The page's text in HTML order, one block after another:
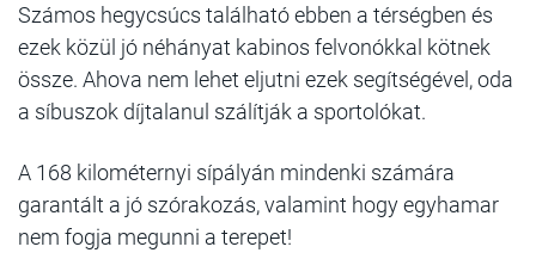
Számos hegycsúcs található ebben a térségben és
ezek közül jó néhányat kabinos felvonókkal kötnek
össze. Ahova nem lehet eljutni ezek segítségével, oda
a síbuszok díjtalanul szálítják a sportolókat.
A 168 kilométernyi sípályán mindenki számára
garantált a jó szórakozás, valamint hogy egyhamar
nem fogja megunni a terepet!